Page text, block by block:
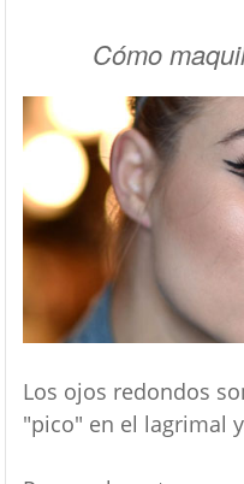
Cómo
Los ojos redondos
"pico" en el lagrimal